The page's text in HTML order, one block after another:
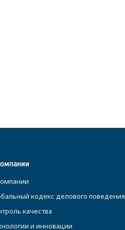
кодекс делового поведения
качества
и инновации